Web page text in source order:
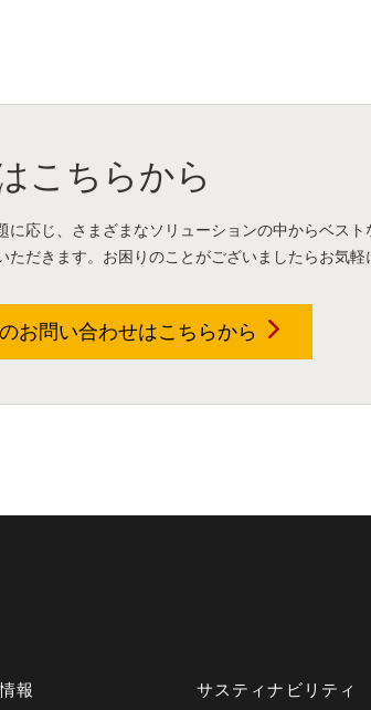
こちらから
に応じ、さまざまなソリューションの中からベスト
ただきます。お困りのことがございましたらお気軽
お問い合わせはこちらから
報 サスティナビリティ